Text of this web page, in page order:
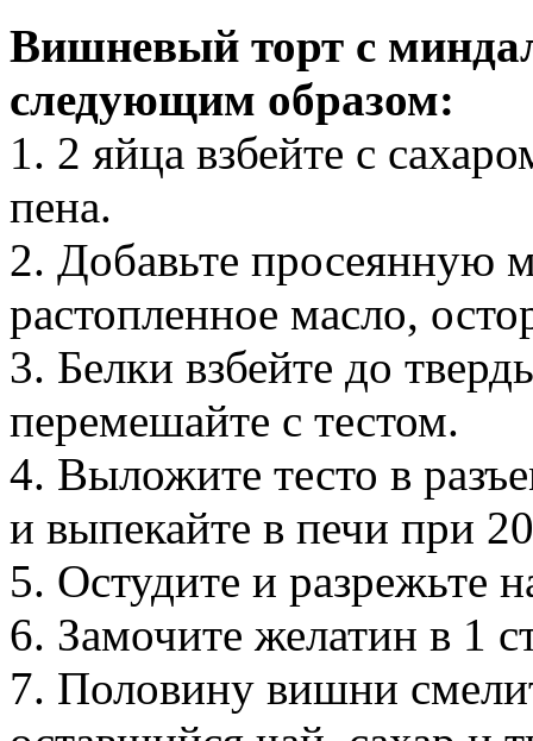
Вишневый торт с
следующим образом:
1. 2 яйца взбейте с
пена.
2. Добавьте просеянную
растопленное масло,
3. Белки взбейте до
перемешайте с тестом.
4. Выложите тесто в
и выпекайте в печи при
5. Остудите и разрежьте
6. Замочите желатин в 1
7. Половину вишни